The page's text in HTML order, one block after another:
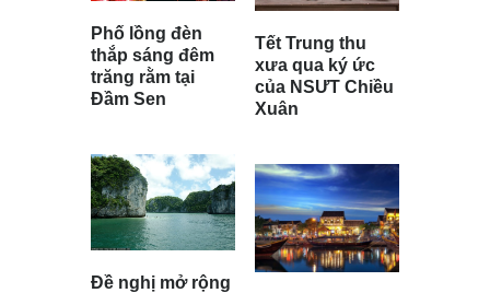
Phố lồng đèn
thắp sáng đêm
trăng rằm tại
Đầm Sen
Đề nghị mở rộng
Tết Trung thu
xưa qua ký ức
của NSƯT Chiều
Xuân